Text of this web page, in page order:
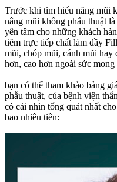
Trước khi tìm hiểu nâng mũi
nâng mũi không phẫu thuật
yên tâm cho những khách
tiêm trực tiếp chất làm đầy
mũi, chóp mũi, cánh mũi
hơn, cao hơn ngoài sức mong
bạn có thể tham khảo bảng
phẫu thuật, của bệnh viện
có cái nhìn tổng quát nhất
bao nhiêu tiền: